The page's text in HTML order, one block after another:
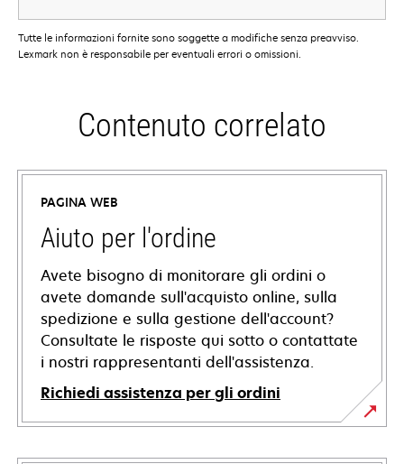
Tutte le informazioni fornite sono soggette a modifiche senza preavviso.
Lexmark non è responsabile per eventuali errori o omissioni.
Contenuto correlato
PAGINA WEB
Aiuto per l'ordine
Avete bisogno di monitorare gli ordini o
avete domande sull'acquisto online, sulla
spedizione e sulla gestione dell'account?
Consultate le risposte qui sotto o contattate
i nostri rappresentanti dell'assistenza.
Richiedi assistenza per gli ordini